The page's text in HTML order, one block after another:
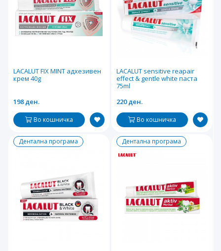
LACALUT FIX MINT адхезивен
крем 40g
198 ден.
Во кошничка
LACALUT sensitive reapair
effect & gentle white паста
75ml
220 ден.
Во кошничка
Дентална програма Дентална програма